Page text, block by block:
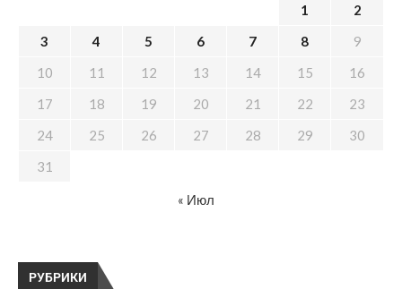
РУБРИКИ
1
2
3
4 5 6 7 8
9
10
11 12 13 14 15
16
17
18 19 20 21 22
23
24
25 26 27 28 29
30
31
« Июл